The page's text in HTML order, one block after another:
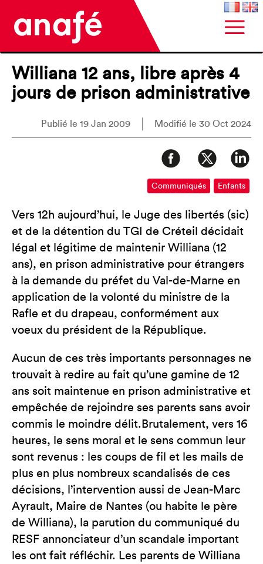
Williana 12 ans, libre après 4
jours de prison administrative
Publié le 19 Jan 2009 Modifié le 30 Oct 2024
Communiqués Enfants
Vers 12h aujourd’hui, le Juge des libertés (sic)
et de la détention du TGI de Créteil décidait
légal et légitime de maintenir Williana (12
ans), en prison administrative pour étrangers
à la demande du préfet du Val-de-Marne en
application de la volonté du ministre de la
Rafle et du drapeau, conformément aux
voeux du président de la République.
Aucun de ces très importants personnages ne
trouvait à redire au fait qu’une gamine de 12
ans soit maintenue en prison administrative et
empêchée de rejoindre ses parents sans avoir
commis le moindre délit.Brutalement, vers 16
heures, le sens moral et le sens commun leur
sont revenus : les coups de fil et les mails de
plus en plus nombreux scandalisés de ces
décisions, l’intervention aussi de Jean-Marc
Ayrault, Maire de Nantes (ou habite le père
de Williana), la parution du communiqué du
RESF annonciateur d’un scandale important
les ont fait réfléchir. Les parents de Williana